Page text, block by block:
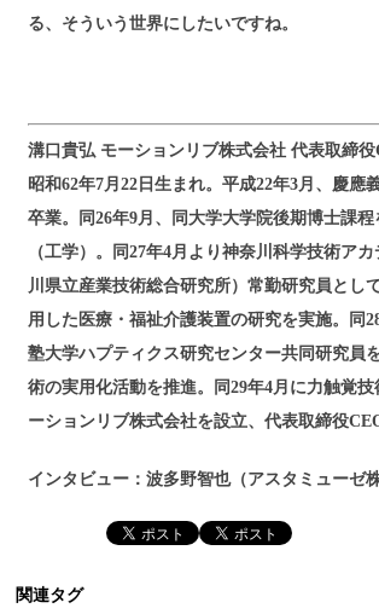
る、そういう世界にしたいですね。
溝口貴弘 モーションリブ株式会社 代表取締役
昭和62年7月22日生まれ。平成22年3月、慶應
卒業。同26年9月、同大学大学院後期博士課
（工学）。同27年4月より神奈川科学技術ア
川県立産業技術総合研究所）常勤研究員とし
用した医療・福祉介護装置の研究を実施。同
塾大学ハプティクス研究センター共同研究員
術の実用化活動を推進。同29年4月に力触覚
ーションリブ株式会社を設立、代表取締役
インタビュー：波多野智也（アスタミューゼ
関連タグ